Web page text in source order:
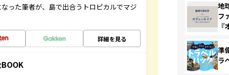
った筆者が、島で出合うトロピカルでマジ
詳細を見る
地
フ
準
ラ